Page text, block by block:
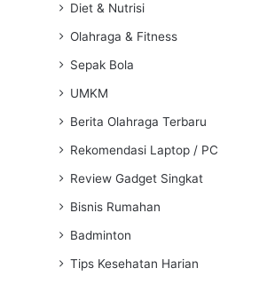
Diet & Nutrisi
Olahraga & Fitness
Sepak Bola
UMKM
Berita Olahraga Terbaru
Rekomendasi Laptop / PC
Review Gadget Singkat
Bisnis Rumahan
Badminton
Tips Kesehatan Harian